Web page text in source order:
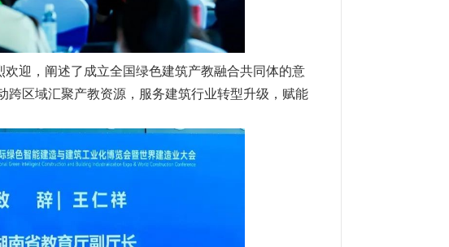
迎，阐述了成立全国绿色建筑产教融合共同体的意
区域汇聚产教资源，服务建筑行业转型升级，赋能